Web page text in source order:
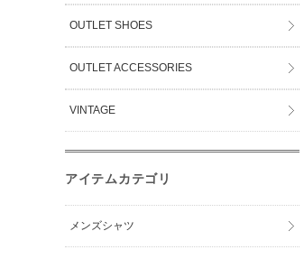
OUTLET SHOES
OUTLET ACCESSORIES
VINTAGE
アイテムカテゴリ
メンズシャツ